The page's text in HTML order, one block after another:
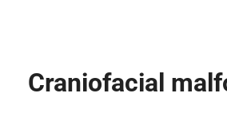
Craniofacial